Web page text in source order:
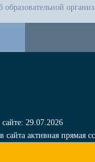
образовательной
29.07.2026
активная прямая